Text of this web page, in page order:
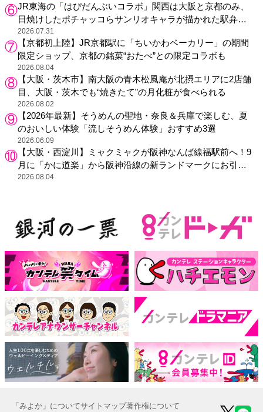
JR東海の「はぴだんぶいコラボ」関西は大阪と京都のみ、
日焼けしたポチャッコらサンリオキャラが描かれた駅弁や
グッズが登場
2026.07.31
【京都初上陸】JR京都駅に「ちいかわベーカリー」の期間
限定ショップ、京都の銘菓“おたべ”との限定コラボも
2026.08.04
【大阪・茨木市】南大阪の青木松風庵が北摂エリアに2店舗
目、大阪・茨木でも“焼きたて”の月化粧が食べられる
2026.08.02
【2026年最新】そうめんの聖地・奈良＆兵庫で楽しむ、夏
のおいしい体験「流しそうめん体験」おすすめ3選
2026.06.09
【大阪・西淀川】ミャクミャクが阪神なんば線福駅前へ！9
月に「かに道楽」から阪神沿線の新ランドマークにお引っ
越し
2026.08.04
「みよか」についてサイトマップ著作権について